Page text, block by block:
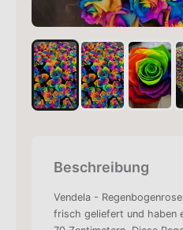
Beschreibung
Vendela -
frisch geliefert und haben